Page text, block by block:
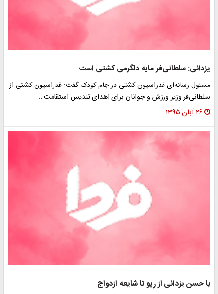
یزدانی: سلطانی‌فر مایه دلگرمی کشتی است
مسئول رسانه‌ای فدراسیون کشتی در جام کودک گفت: فدراسیون کشتی از
سلطانی‌فر وزیر ورزش و جوانان برای اهدای تندیس استقامت…
۲۶ آبان ۱۳۹۵
با حسن یزدانی از ریو تا شایعه ازدواج